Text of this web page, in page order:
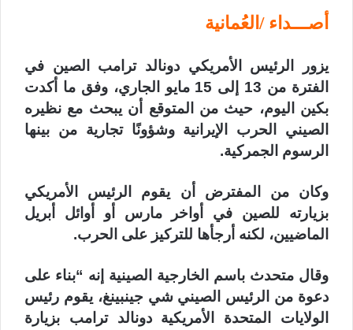
أصـــداء /العُمانية
يزور الرئيس الأمريكي دونالد ترامب الصين في
الفترة من 13 إلى 15 مايو الجاري، وفق ما أكدت
بكين اليوم، حيث من المتوقع أن يبحث مع نظيره
الصيني الحرب الإيرانية وشؤونًا تجارية من بينها
الرسوم الجمركية.
وكان من المفترض أن يقوم الرئيس الأمريكي
بزيارته للصين في أواخر مارس أو أوائل أبريل
الماضيين، لكنه أرجأها للتركيز على الحرب.
وقال متحدث باسم الخارجية الصينية إنه “بناء على
دعوة من الرئيس الصيني شي جينبينغ، يقوم رئيس
الولايات المتحدة الأمريكية دونالد ترامب بزيارة